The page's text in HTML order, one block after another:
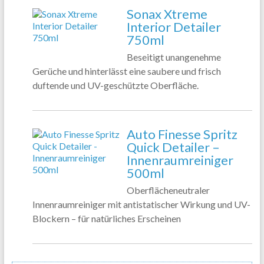
Sonax Xtreme
Interior Detailer
750ml
Beseitigt unangenehme
Gerüche und hinterlässt eine saubere und frisch
duftende und UV-geschützte Oberfläche.
Auto Finesse Spritz
Quick Detailer –
Innenraumreiniger
500ml
Oberflächeneutraler
Innenraumreiniger mit antistatischer Wirkung und UV-
Blockern – für natürliches Erscheinen